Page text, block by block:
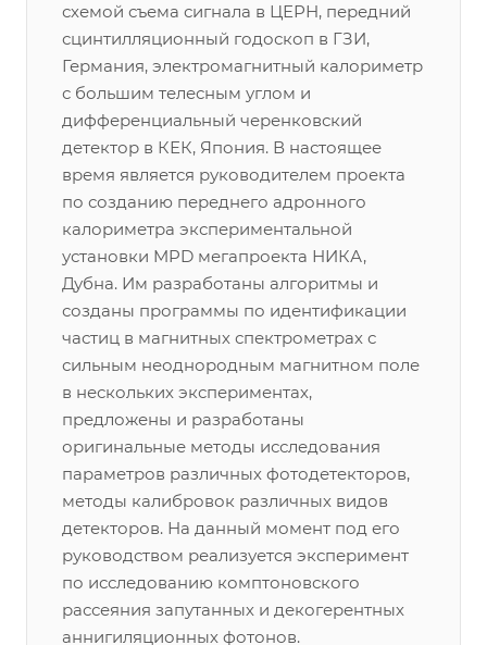
схемой съема сигнала в ЦЕРН, передний
сцинтилляционный годоскоп в ГЗИ,
Германия, электромагнитный калориметр
с большим телесным углом и
дифференциальный черенковский
детектор в КЕК, Япония. В настоящее
время является руководителем проекта
по созданию переднего адронного
калориметра экспериментальной
установки MPD мегапроекта НИКА,
Дубна. Им разработаны алгоритмы и
созданы программы по идентификации
частиц в магнитных спектрометрах с
сильным неоднородным магнитном поле
в нескольких экспериментах,
предложены и разработаны
оригинальные методы исследования
параметров различных фотодетекторов,
методы калибровок различных видов
детекторов. На данный момент под его
руководством реализуется эксперимент
по исследованию комптоновского
рассеяния запутанных и декогерентных
аннигиляционных фотонов.